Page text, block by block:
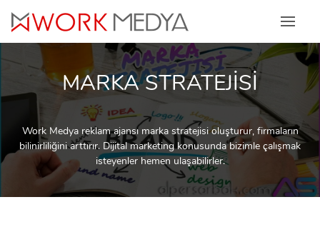
content
MARKA STRATEJİSİ
Work Medya reklam ajansı marka stratejisi oluşturur, firmaların
bilinirliliğini arttırır. Dijital marketing konusunda bizimle çalışmak
isteyenler hemen ulaşabilirler.